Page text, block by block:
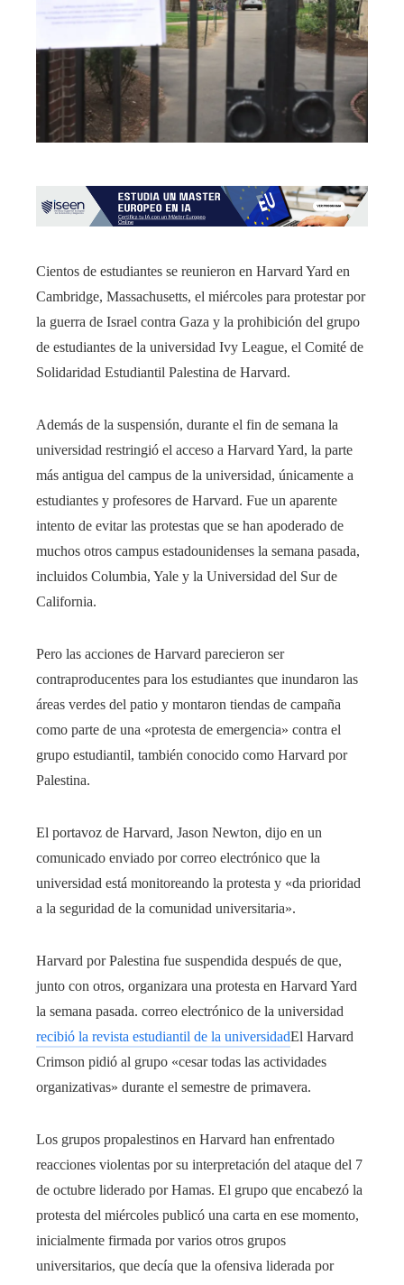
Cientos de estudiantes se reunieron en Harvard Yard en
Cambridge, Massachusetts, el miércoles para protestar por
la guerra de Israel contra Gaza y la prohibición del grupo
de estudiantes de la universidad Ivy League, el Comité de
Solidaridad Estudiantil Palestina de Harvard.
Además de la suspensión, durante el fin de semana la
universidad restringió el acceso a Harvard Yard, la parte
más antigua del campus de la universidad, únicamente a
estudiantes y profesores de Harvard. Fue un aparente
intento de evitar las protestas que se han apoderado de
muchos otros campus estadounidenses la semana pasada,
incluidos Columbia, Yale y la Universidad del Sur de
California.
Pero las acciones de Harvard parecieron ser
contraproducentes para los estudiantes que inundaron las
áreas verdes del patio y montaron tiendas de campaña
como parte de una «protesta de emergencia» contra el
grupo estudiantil, también conocido como Harvard por
Palestina.
El portavoz de Harvard, Jason Newton, dijo en un
comunicado enviado por correo electrónico que la
universidad está monitoreando la protesta y «da prioridad
a la seguridad de la comunidad universitaria».
Harvard por Palestina fue suspendida después de que,
junto con otros, organizara una protesta en Harvard Yard
la semana pasada. correo electrónico de la universidad
recibió la revista estudiantil de la universidadEl Harvard
Crimson pidió al grupo «cesar todas las actividades
organizativas» durante el semestre de primavera.
Los grupos propalestinos en Harvard han enfrentado
reacciones violentas por su interpretación del ataque del 7
de octubre liderado por Hamas. El grupo que encabezó la
protesta del miércoles publicó una carta en ese momento,
inicialmente firmada por varios otros grupos
universitarios, que decía que la ofensiva liderada por